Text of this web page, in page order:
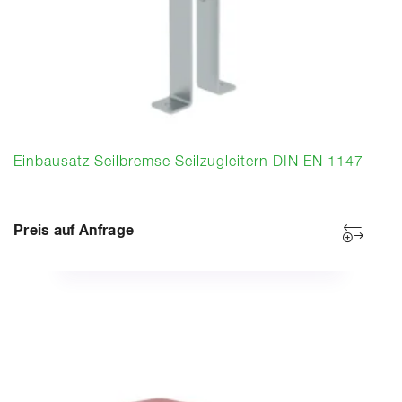
Einbausatz Seilbremse Seilzugleitern DIN EN 1147
Preis auf Anfrage